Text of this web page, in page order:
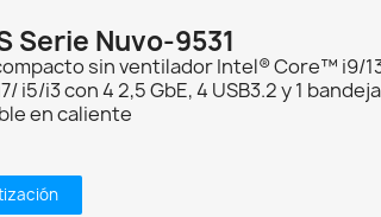
Serie Nuvo-9531
sin ventilador Intel® Core™ i9/
i5/i3 con 4 2,5 GbE, 4 USB3.2 y 1
en caliente